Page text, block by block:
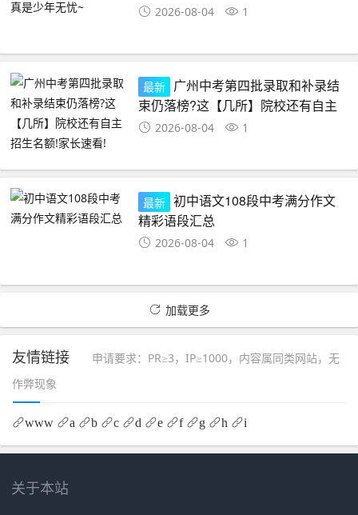
2026-08-04 1
最新 广州中考第四批录取和补录结
束仍落榜?这【几所】院校还有自主
招生名额!家长速看!
2026-08-04 1
最新 初中语文108段中考满分作文
精彩语段汇总
2026-08-04 1
加载更多
友情链接
申请要求：PR≥3，IP≥1000，内容属同类网站，无
作弊现象
www a b c d e f g h i
关于本站